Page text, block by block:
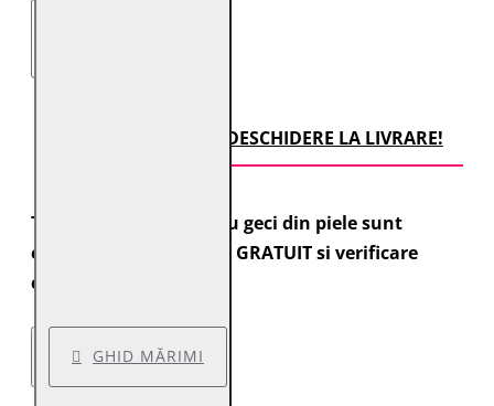
TRANSPORT CU DESCHIDERE LA LIVRARE!
Toate comenzile pentru geci din piele sunt
expediate cu transport GRATUIT si verificare
colet.
GHID MĂRIMI